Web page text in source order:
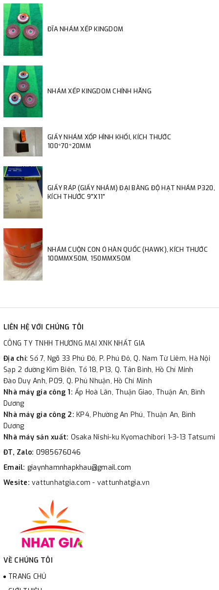
ĐĨA NHÁM XẾP KINGDOM
NHÁM XẾP KINGDOM CHÍNH HÃNG
GIẤY NHÁM XỐP HÌNH KHỐI, KÍCH THƯỚC
100*70*20MM
GIẤY RÁP (GIẤY NHÁM) ĐẠI BÀNG ĐỘ HẠT NHÁM P320,
KÍCH THƯỚC 9"X11"
NHÁM CUỘN CON Ó HÀN QUỐC (HAWK), KÍCH THƯỚC
100MMX50M, 150MMX50M
LIÊN HỆ VỚI CHÚNG TÔI
CÔNG TY TNHH THƯƠNG MẠI XNK NHẤT GIA
Địa chỉ:Số 7, Ngõ 33 Phú Đô, P. Phú Đô, Q. Nam Từ Liêm, Hà Nội
Sạp 2 đường Kim Biên, Tổ 18, P13, Q. Tân Bình, Hồ Chí Minh
Đào Duy Anh, P09, Q. Phú Nhuận, Hồ Chí Minh
Nhà máy gia công 1: Ấp Hoà Lân, Thuận Giao, Thuận An, Bình
Dương
Nhà máy gia công 2: KP4, Phường An Phú, Thuận An, Bình
Dương
Nhà máy sản xuất: Osaka Nishi-ku Kyomachibori 1-3-13 Tatsumi
ĐT, Zalo: 0985676046
Email: giaynhamnhapkhau@gmail.com
Wesite: vattunhatgia.com - vattunhatgia.vn
VỀ CHÚNG TÔI
TRANG CHỦ